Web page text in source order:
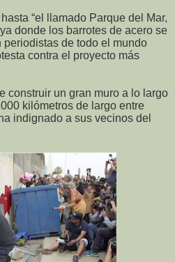
“el llamado Parque del Mar,
donde los barrotes de acero se
periodistas de todo el mundo
contra el proyecto más
construir un gran muro a lo largo
kilómetros de largo entre
indignado a sus vecinos del